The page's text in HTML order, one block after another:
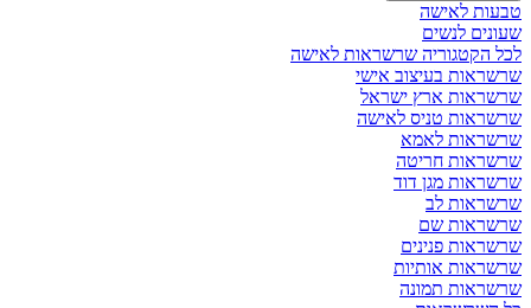
טבעות לאישה
שעונים לנשים
לכל הקטגוריה שרשראות לאישה
שרשראות בעיצוב אישי
שרשראות ארץ ישראל
שרשראות טניס לאישה
שרשראות לאמא
שרשראות חריטה
שרשראות מגן דוד
שרשראות לב
שרשראות שם
שרשראות פנינים
שרשראות אותיות
שרשראות תמונה